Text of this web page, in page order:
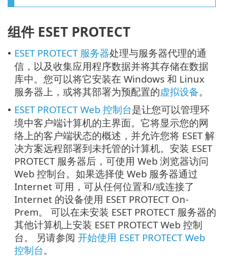
组件 ESET PROTECT
• ESET PROTECT 服务器处理与服务器代理的通
信，以及收集应用程序数据并将其存储在数据
库中。您可以将它安装在 Windows 和 Linux
服务器上，或将其部署为预配置的虚拟设备。
• ESET PROTECT Web 控制台是让您可以管理环
境中客户端计算机的主界面。它将显示您的网
络上的客户端状态的概述，并允许您将 ESET 解
决方案远程部署到未托管的计算机。安装 ESET
PROTECT 服务器后，可使用 Web 浏览器访问
Web 控制台。如果选择使 Web 服务器通过
Internet 可用，可从任何位置和/或连接了
Internet 的设备使用 ESET PROTECT On-
Prem。 可以在未安装 ESET PROTECT 服务器的
其他计算机上安装 ESET PROTECT Web 控制
台。 另请参阅 开始使用 ESET PROTECT Web
控制台。